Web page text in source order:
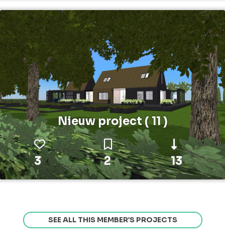
Nieuw project ( 11 )
3 2 13
SEE ALL THIS MEMBER’S PROJECTS